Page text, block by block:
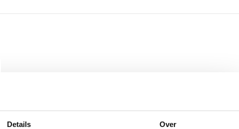
Details Over